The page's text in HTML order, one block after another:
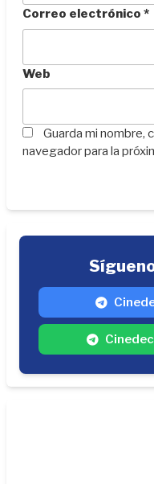
Correo electrónico *
Web
Guarda mi nombre,
navegador para la